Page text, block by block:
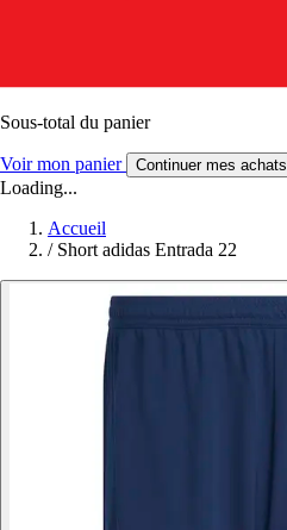
Sous-total du panier
Voir mon panier Continuer mes achats
Loading...
Accueil
/ Short adidas Entrada 22